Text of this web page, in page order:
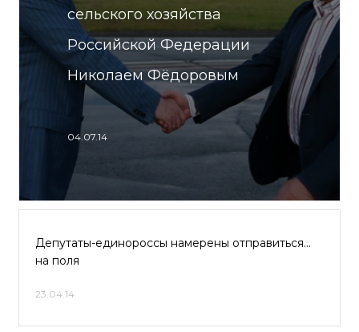
сельского хозяйства
Российской Федерации
Николаем Фёдоровым
04.07.14
Депутаты-единороссы намерены отправиться…
на поля
23.04.14